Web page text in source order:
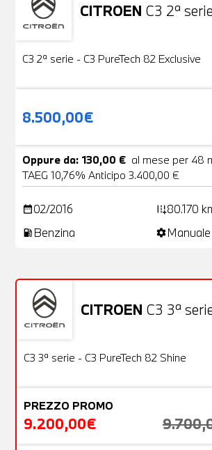
CITROEN C3 2ª serie
Usato
C3 2ª serie - C3 PureTech 82 Exclusive
8.500,00€
Oppure da: 130,00 € al mese per 48
TAEG 10,76% Anticipo 3.400,00 €
date_range02/2016 add_road80.170
local_gas_station Benzina settingsManuale
CITROEN C3 3ª
OFFERTA
Usato
C3 3ª serie - C3 PureTech 82 Shine
PREZZO PROMO
9.200,00€